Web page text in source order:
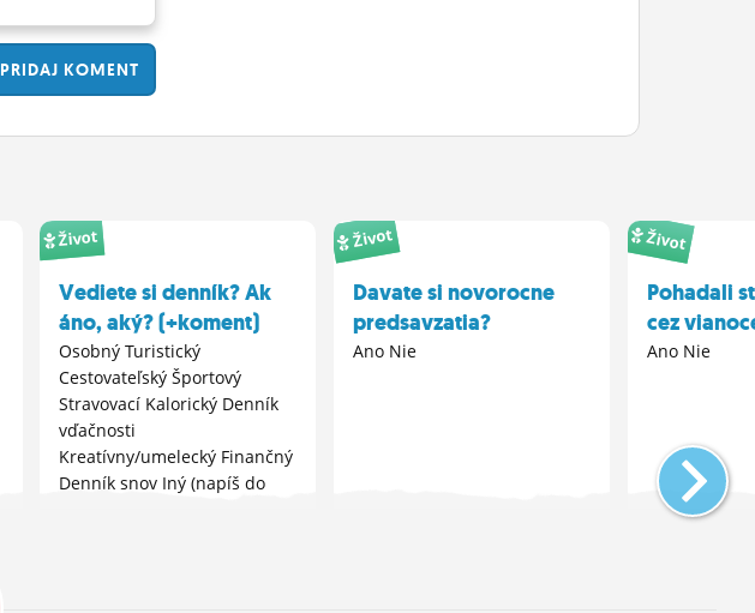
PRIDAJ KOMENT
Život
Vediete si denník? Ak
áno, aký? (+koment)
Osobný Turistický
Cestovateľský Športový
Stravovací Kalorický Denník
vďačnosti
Kreatívny/umelecký Finančný
Denník snov Iný (napíš do
Život
Davate si novorocne
predsavzatia?
Ano Nie
Život
Pohadali
cez
Ano Nie